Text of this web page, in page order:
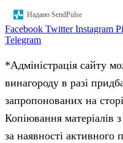
Надано SendPulse
Facebook Twitter Instagram
Telegram
*Адміністрація сайту
винагороду в разі
запропонованих на
Копіювання матеріалів
за наявності активного